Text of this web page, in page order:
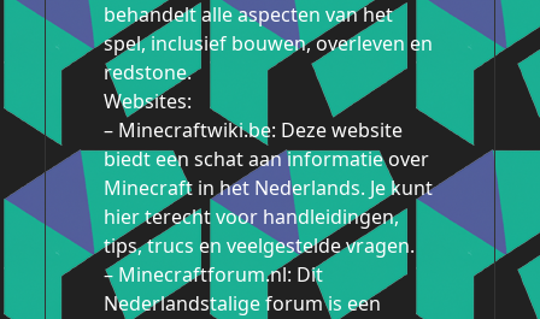
behandelt alle aspecten van het
spel, inclusief bouwen, overleven en
redstone.
Websites:
– Minecraftwiki.be: Deze website
biedt een schat aan informatie over
Minecraft in het Nederlands. Je kunt
hier terecht voor handleidingen,
tips, trucs en veelgestelde vragen.
– Minecraftforum.nl: Dit
Nederlandstalige forum is een